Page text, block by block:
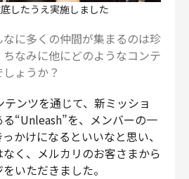
したうえ実施しました
に多くの仲間が集まるのは珍
なみに他にどのようなコンテ
ょうか？
テンツを通じて、新ミッショ
“Unleash”を、メンバーの一
かけになるといいなと思い、
く、メルカリのお客さまから
いただきました。